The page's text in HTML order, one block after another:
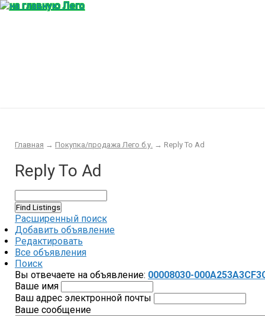
Главная → Покупка/продажа Лего б.у. → Reply To Ad
Reply To Ad
Расширенный поиск
Добавить объявление
Редактировать
Все объявления
Поиск
Вы отвечаете на объявление: 00008030-
Ваше имя
Ваш адрес электронной почты
Ваше сообщение